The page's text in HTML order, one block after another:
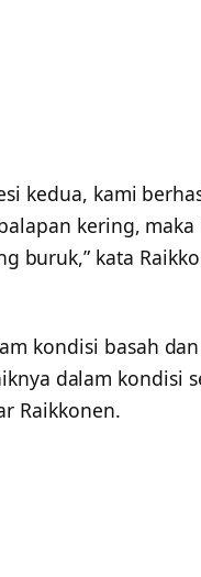
kedua, kami
kering,
buruk,” kata
kondisi basah
dalam kondisi
Raikkonen.